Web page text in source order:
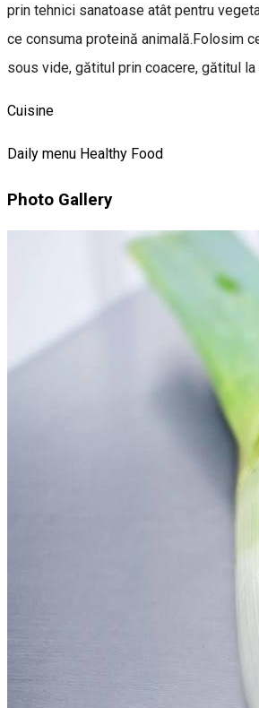
prin tehnici sanatoase atât pentru
ce consuma proteină animală.Folosim
sous vide, gătitul prin coacere, gătitul la
Cuisine
Daily menu Healthy Food
Photo Gallery